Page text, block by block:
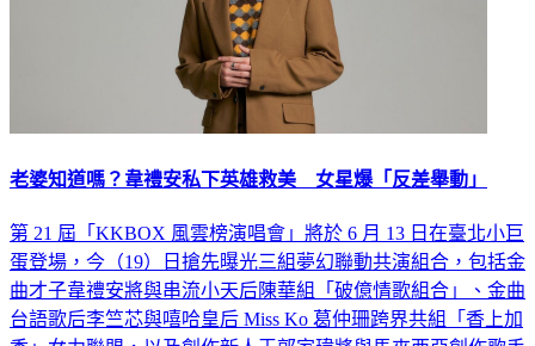
老婆知道嗎？韋禮安私下英雄救美 女星爆「反差舉動」
第 21 屆「KKBOX 風雲榜演唱會」將於 6 月 13 日在臺北小巨
蛋登場，今（19）日搶先曝光三組夢幻聯動共演組合，包括金
曲才子韋禮安將與串流小天后陳華組「破億情歌組合」、金曲
台語歌后李竺芯與嘻哈皇后 Miss Ko 葛仲珊跨界共組「香上加